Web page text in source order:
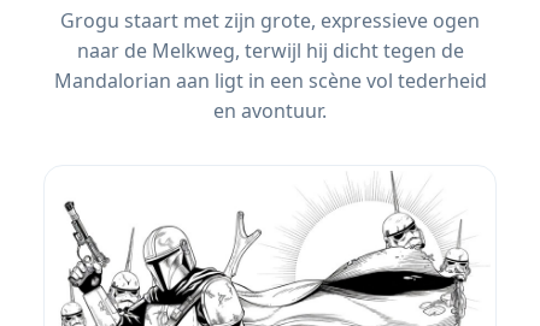
Grogu staart met zijn grote, expressieve ogen
naar de Melkweg, terwijl hij dicht tegen de
Mandalorian aan ligt in een scène vol tederheid
en avontuur.